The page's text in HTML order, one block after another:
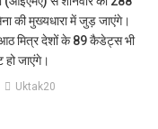
की मुख्यधारा में जुड़ जाएंगे।
मित्र देशों के 89 कैडेट्स भी
जाएंगे।
Uktak20